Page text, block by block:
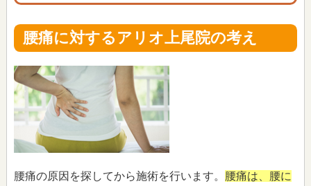
腰痛に対するアリオ上尾院の考え
腰痛の原因を探してから施術を行います。 腰痛は、腰に